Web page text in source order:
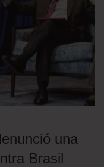
una
Brasil